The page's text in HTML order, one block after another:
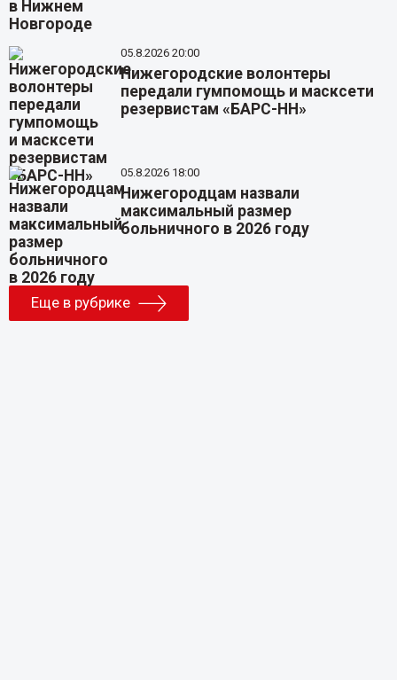
05.8.2026 20:00
Нижегородские волонтеры
передали гумпомощь и масксети
резервистам «БАРС-НН»
05.8.2026 18:00
Нижегородцам назвали
максимальный размер
больничного в 2026 году
Еще в рубрике